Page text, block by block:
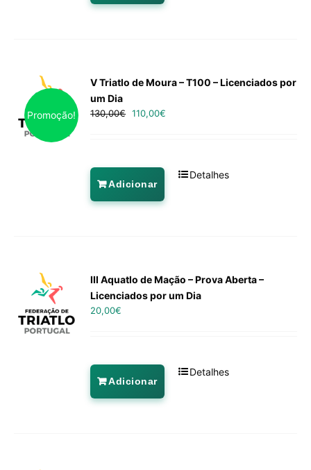
Promoção!
V Triatlo de Moura – T100 – Licenciados por
um Dia
130,00€ 110,00€
Adicionar
Detalhes
III Aquatlo de Mação – Prova Aberta –
Licenciados por um Dia
20,00€
Adicionar
Detalhes